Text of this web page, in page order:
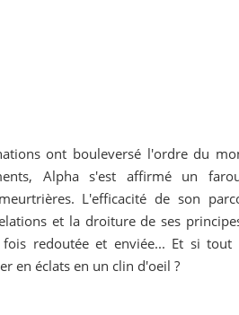
ont bouleversé l'ordre du
Alpha s'est affirmé un
L'efficacité de son
et la droiture de ses
redoutée et enviée... Et si tout
en éclats en un clin d'oeil ?